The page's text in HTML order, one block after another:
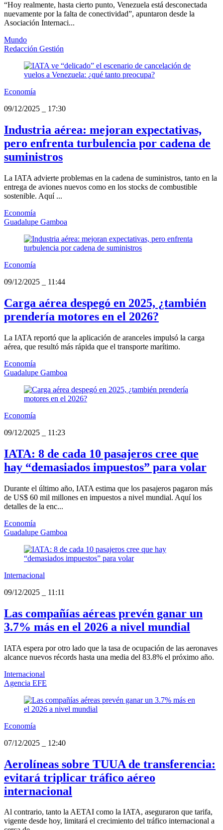
“Hoy realmente, hasta cierto punto, Venezuela está desconectada
nuevamente por la falta de conectividad”, apuntaron desde la
Asociación Internaci...
Mundo
Redacción Gestión
Economía
09/12/2025
17:30
Industria aérea: mejoran expectativas,
pero enfrenta turbulencia por cadena de
suministros
La IATA advierte problemas en la cadena de suministros, tanto en la
entrega de aviones nuevos como en los stocks de combustible
sostenible. Aquí ...
Economía
Guadalupe Gamboa
Economía
09/12/2025
11:44
Carga aérea despegó en 2025, ¿también
prendería motores en el 2026?
La IATA reportó que la aplicación de aranceles impulsó la carga
aérea, que resultó más rápida que el transporte marítimo.
Economía
Guadalupe Gamboa
Economía
09/12/2025
11:23
IATA: 8 de cada 10 pasajeros cree que
hay “demasiados impuestos” para volar
Durante el último año, IATA estima que los pasajeros pagaron más
de US$ 60 mil millones en impuestos a nivel mundial. Aquí los
detalles de la enc...
Economía
Guadalupe Gamboa
Internacional
09/12/2025
11:11
Las compañías aéreas prevén ganar un
3.7% más en el 2026 a nivel mundial
IATA espera por otro lado que la tasa de ocupación de las aeronaves
alcance nuevos récords hasta una media del 83.8% el próximo año.
Internacional
Agencia EFE
Economía
07/12/2025
12:40
Aerolíneas sobre TUUA de transferencia:
evitará triplicar tráfico aéreo
internacional
Al contrario, tanto la AETAI como la IATA, aseguraron que tarifa,
vigente desde hoy, limitará el crecimiento del tráfico internacional a